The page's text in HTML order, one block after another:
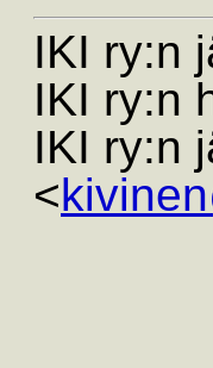
IKI ry:n
IKI ry:n
IKI ry:n
<